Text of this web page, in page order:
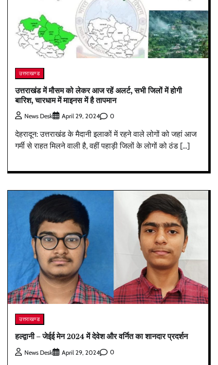
उत्तराखण्ड
उत्तराखंड में मौसम को लेकर आज रहें अलर्ट, सभी जिलों में होगी
बारिश, चारधाम में माइनस में है तापमान
News Desk April 29, 2024 0
देहरादून: उत्तराखंड के मैदानी इलाकों में रहने वाले लोगों को जहां आज
गर्मी से राहत मिलने वाली है, वहीं पहाड़ी जिलों के लोगों को ठंड […]
उत्तराखण्ड
हल्द्वानी – जेईई मेन 2024 में देवेश और वर्नित का शानदार प्रदर्शन
News Desk April 29, 2024 0